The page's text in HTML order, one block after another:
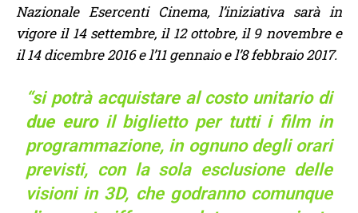
Nazionale Esercenti Cinema, l’iniziativa sarà in
vigore il 14 settembre, il 12 ottobre, il 9 novembre e
il 14 dicembre 2016 e l’11 gennaio e l’8 febbraio 2017.
“si potrà acquistare al costo unitario di
due euroil biglietto per tutti i film in
programmazione, in ognuno degli orari
previsti, con la sola esclusione delle
visioni in 3D, che godranno comunque